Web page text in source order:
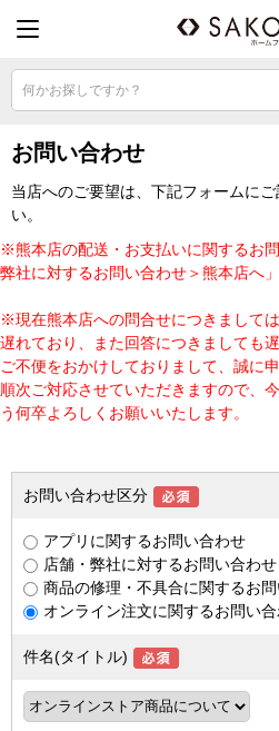
何かお探しですか？
お問い合わせ
当店へのご要望は、下記フォームに
い。
※熊本店の配送・お支払いに関するお
弊社に対するお問い合わせ＞熊本店へ
※現在熊本店への問合せにつきまして
遅れており、また回答につきましても
ご不便をおかけしておりまして、誠に
順次ご対応させていただきますので、
う何卒よろしくお願いいたします。
お問い合わせ区分
アプリに関するお問い合わせ
店舗・弊社に対するお問い合わせ
商品の修理・不具合に関するお
オンライン注文に関するお問い
件名(タイトル)